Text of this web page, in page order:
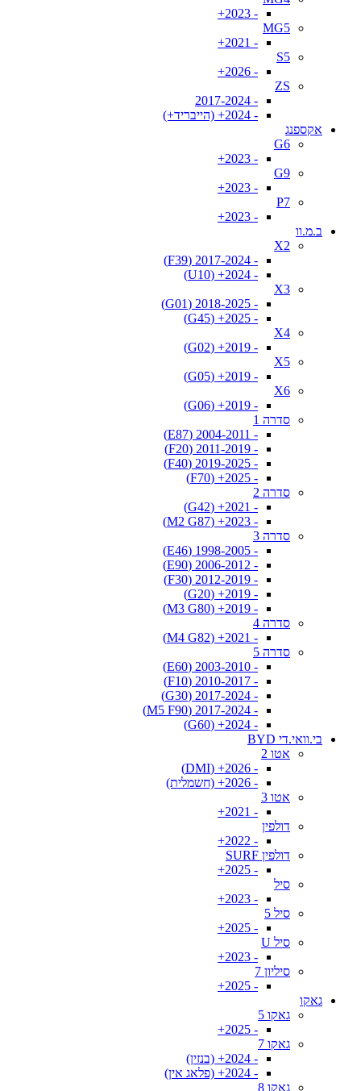
- 2023+
MG5
- 2021+
S5
- 2026+
ZS
- 2017-2024
- 2024+ (הייבריד+)
אקספנג
G6
- 2023+
G9
- 2023+
P7
- 2023+
ב.מ.וו
X2
- 2017-2024 (F39)
- 2024+ (U10)
X3
- 2018-2025 (G01)
- 2025+ (G45)
X4
- 2019+ (G02)
X5
- 2019+ (G05)
X6
- 2019+ (G06)
סדרה 1
- 2004-2011 (E87)
- 2011-2019 (F20)
- 2019-2025 (F40)
- 2025+ (F70)
סדרה 2
- 2021+ (G42)
- 2023+ (M2 G87)
סדרה 3
- 1998-2005 (E46)
- 2006-2012 (E90)
- 2012-2019 (F30)
- 2019+ (G20)
- 2019+ (M3 G80)
סדרה 4
- 2021+ (M4 G82)
סדרה 5
- 2003-2010 (E60)
- 2010-2017 (F10)
- 2017-2024 (G30)
- 2017-2024 (M5 F90)
- 2024+ (G60)
בי.וואי.די BYD
אטו 2
- 2026+ (DMI)
- 2026+ (חשמלית)
אטו 3
- 2021+
דולפין
- 2022+
דולפין SURF
- 2025+
סיל
- 2023+
סיל 5
- 2025+
סיל U
- 2023+
סיליון 7
- 2025+
גאקו
גאקו 5
- 2025+
גאקו 7
- 2024+ (בנזין)
- 2024+ (פלאג אין)
גאקו 8